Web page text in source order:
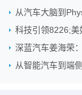
从汽车大脑到
科技引领8226;美
深蓝汽车姜海荣
从智能汽车到端